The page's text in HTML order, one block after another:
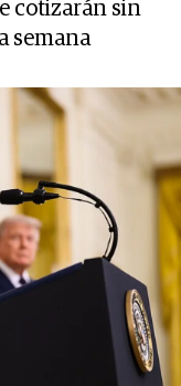
cotizarán sin
semana